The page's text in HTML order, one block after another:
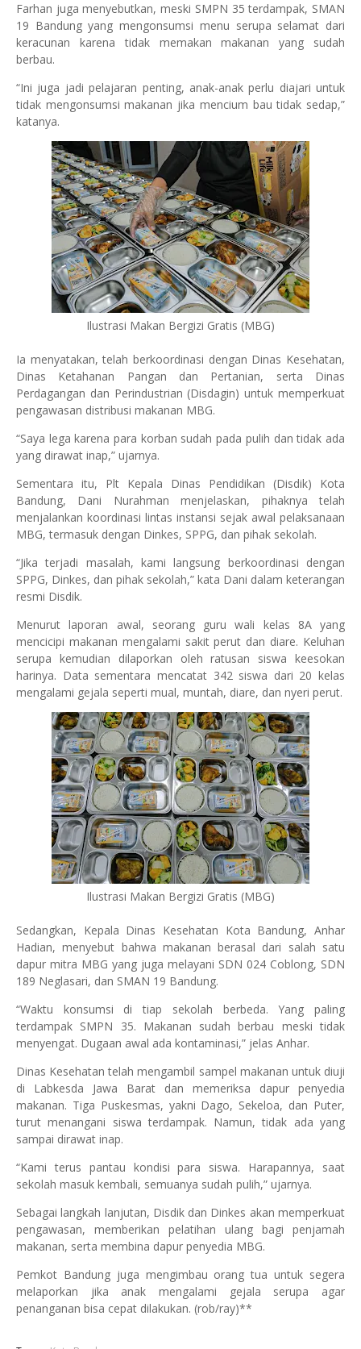
Farhan juga menyebutkan, meski SMPN 35 terdampak, SMAN
19 Bandung yang mengonsumsi menu serupa selamat dari
keracunan karena tidak memakan makanan yang sudah
berbau.
“Ini juga jadi pelajaran penting, anak-anak perlu diajari untuk
tidak mengonsumsi makanan jika mencium bau tidak sedap,”
katanya.
Ilustrasi Makan Bergizi Gratis (MBG)
Ia menyatakan, telah berkoordinasi dengan Dinas Kesehatan,
Dinas Ketahanan Pangan dan Pertanian, serta Dinas
Perdagangan dan Perindustrian (Disdagin) untuk memperkuat
pengawasan distribusi makanan MBG.
“Saya lega karena para korban sudah pada pulih dan tidak ada
yang dirawat inap,” ujarnya.
Sementara itu, Plt Kepala Dinas Pendidikan (Disdik) Kota
Bandung, Dani Nurahman menjelaskan, pihaknya telah
menjalankan koordinasi lintas instansi sejak awal pelaksanaan
MBG, termasuk dengan Dinkes, SPPG, dan pihak sekolah.
“Jika terjadi masalah, kami langsung berkoordinasi dengan
SPPG, Dinkes, dan pihak sekolah,” kata Dani dalam keterangan
resmi Disdik.
Menurut laporan awal, seorang guru wali kelas 8A yang
mencicipi makanan mengalami sakit perut dan diare. Keluhan
serupa kemudian dilaporkan oleh ratusan siswa keesokan
harinya. Data sementara mencatat 342 siswa dari 20 kelas
mengalami gejala seperti mual, muntah, diare, dan nyeri perut.
Ilustrasi Makan Bergizi Gratis (MBG)
Sedangkan, Kepala Dinas Kesehatan Kota Bandung, Anhar
Hadian, menyebut bahwa makanan berasal dari salah satu
dapur mitra MBG yang juga melayani SDN 024 Coblong, SDN
189 Neglasari, dan SMAN 19 Bandung.
“Waktu konsumsi di tiap sekolah berbeda. Yang paling
terdampak SMPN 35. Makanan sudah berbau meski tidak
menyengat. Dugaan awal ada kontaminasi,” jelas Anhar.
Dinas Kesehatan telah mengambil sampel makanan untuk diuji
di Labkesda Jawa Barat dan memeriksa dapur penyedia
makanan. Tiga Puskesmas, yakni Dago, Sekeloa, dan Puter,
turut menangani siswa terdampak. Namun, tidak ada yang
sampai dirawat inap.
“Kami terus pantau kondisi para siswa. Harapannya, saat
sekolah masuk kembali, semuanya sudah pulih,” ujarnya.
Sebagai langkah lanjutan, Disdik dan Dinkes akan memperkuat
pengawasan, memberikan pelatihan ulang bagi penjamah
makanan, serta membina dapur penyedia MBG.
Pemkot Bandung juga mengimbau orang tua untuk segera
melaporkan jika anak mengalami gejala serupa agar
penanganan bisa cepat dilakukan. (rob/ray)**